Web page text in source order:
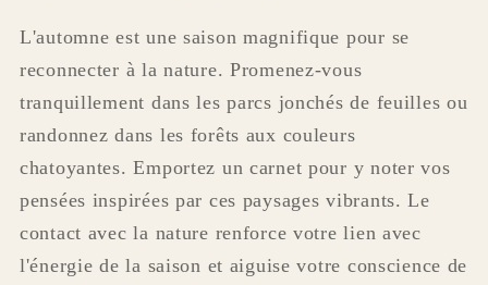
L'automne est une saison magnifique pour se
reconnecter à la nature. Promenez-vous
tranquillement dans les parcs jonchés de feuilles ou
randonnez dans les forêts aux couleurs
chatoyantes. Emportez un carnet pour y noter vos
pensées inspirées par ces paysages vibrants. Le
contact avec la nature renforce votre lien avec
l'énergie de la saison et aiguise votre conscience de